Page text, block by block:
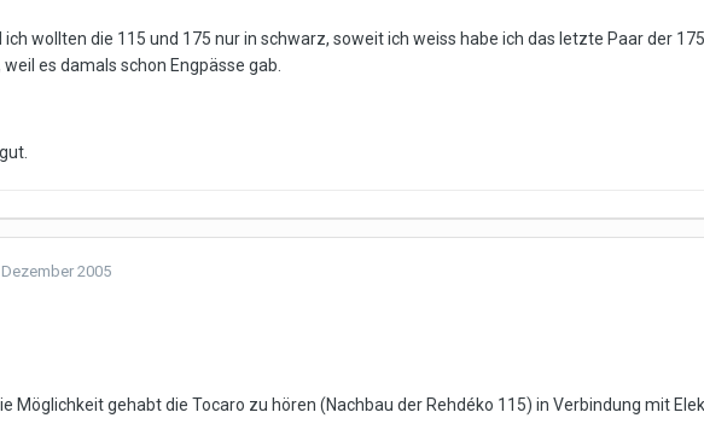
ich wollten die 115 und 175 nur in schwarz, soweit ich weiss habe ich das letzte Paar der
es damals schon Engpässe gab.
Dezember 2005
Möglichkeit gehabt die Tocaro zu hören (Nachbau der Rehdéko 115) in Verbindung mit